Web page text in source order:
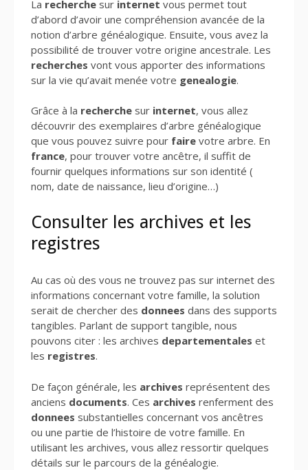
La recherche sur internet vous permet tout
d’abord d’avoir une compréhension avancée de la
notion d’arbre généalogique. Ensuite, vous avez la
possibilité de trouver votre origine ancestrale. Les
recherches vont vous apporter des informations
sur la vie qu’avait menée votre genealogie.
Grâce à la recherche sur internet, vous allez
découvrir des exemplaires d’arbre généalogique
que vous pouvez suivre pour faire votre arbre. En
france, pour trouver votre ancêtre, il suffit de
fournir quelques informations sur son identité (
nom, date de naissance, lieu d’origine…)
Consulter les archives et les
registres
Au cas où des vous ne trouvez pas sur internet des
informations concernant votre famille, la solution
serait de chercher des donnees dans des supports
tangibles. Parlant de support tangible, nous
pouvons citer : les archives departementales et
les registres.
De façon générale, les archives représentent des
anciens documents. Ces archives renferment des
donnees substantielles concernant vos ancêtres
ou une partie de l’histoire de votre famille. En
utilisant les archives, vous allez ressortir quelques
détails sur le parcours de la généalogie.